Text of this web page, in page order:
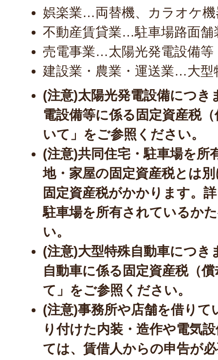
娯楽業…両替機、カラオケ
不動産賃貸業…駐車場路面舗
売電事業…太陽光発電設備等
建設業・農業・運送業…大型
(注意)太陽光発電設備につき
電設備等に係る固定資産税
いて」をご参照ください。
(注意)共同住宅・駐車場を所
地・家屋の固定資産税とは
固定資産税がかかります。
駐車場を所有されているか
い。
(注意)大型特殊自動車につき
自動車に係る固定資産税（
て」をご参照ください。
(注意)事務所や店舗を借りて
り付けた内装・造作や電気
ては、賃借人からの申告が